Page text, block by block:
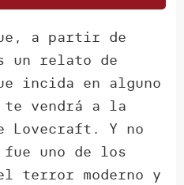
a partir de
un relato de
incida en alguno
vendrá a la
Lovecraft. Y no
fue uno de los
terror moderno y